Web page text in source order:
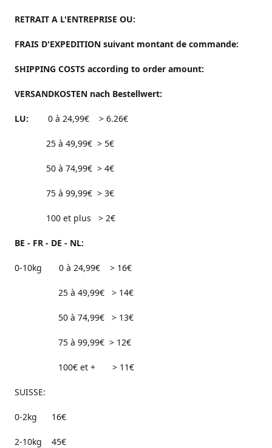
RETRAIT A L'ENTREPRISE OU:
FRAIS D'EXPEDITION suivant montant de commande:
SHIPPING COSTS according to order amount:
VERSANDKOSTEN nach Bestellwert:
LU: 0 à 24,99€ > 6.26€
25 à 49,99€ > 5€
50 à 74,99€ > 4€
75 à 99,99€ > 3€
100 et plus > 2€
BE - FR - DE - NL:
0-10kg 0 à 24,99€ > 16€
25 à 49,99€ > 14€
50 à 74,99€ > 13€
75 à 99,99€ > 12€
100€ et + > 11€
SUISSE:
0-2kg 16€
2-10kg 45€